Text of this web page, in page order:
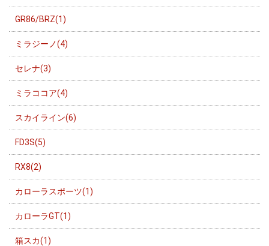
GR86/BRZ(1)
ミラジーノ(4)
セレナ(3)
ミラココア(4)
スカイライン(6)
FD3S(5)
RX8(2)
カローラスポーツ(1)
カローラGT(1)
箱スカ(1)